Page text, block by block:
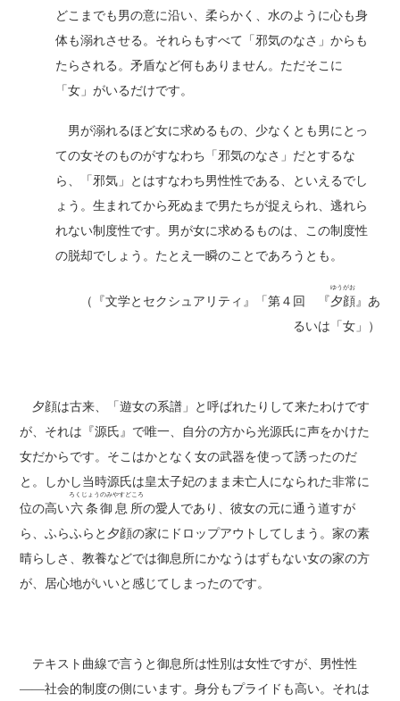
どこまでも男の意に沿い、柔らかく、水のように心も身
体も溺れさせる。それらもすべて「邪気のなさ」からも
たらされる。矛盾など何もありません。ただそこに
「女」がいるだけです。
男が溺れるほど女に求めるもの、少なくとも男にとっ
ての女そのものがすなわち「邪気のなさ」だとするな
ら、「邪気」とはすなわち男性性である、といえるでし
ょう。生まれてから死ぬまで男たちが捉えられ、逃れら
れない制度性です。男が女に求めるものは、この制度性
の脱却でしょう。たとえ一瞬のことであろうとも。
（『文学とセクシュアリティ』「第４回 『夕顔
ゆうがお
』あ
るいは「女」）
夕顔は古来、「遊女の系譜」と呼ばれたりして来たわけです
が、それは『源氏』で唯一、自分の方から光源氏に声をかけた
女だからです。そこはかとなく女の武器を使って誘ったのだ
と。しかし当時源氏は皇太子妃のまま未亡人になられた非常に
位の高い六条御息所
ろくじょうのみやすどころ
の愛人であり、彼女の元に通う道すが
ら、ふらふらと夕顔の家にドロップアウトしてしまう。家の素
晴らしさ、教養などでは御息所にかなうはずもない女の家の方
が、居心地がいいと感じてしまったのです。
テキスト曲線で言うと御息所は性別は女性ですが、男性性
――社会的制度の側にいます。身分もプライドも高い。それは